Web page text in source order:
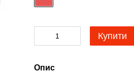
Купити
Опис